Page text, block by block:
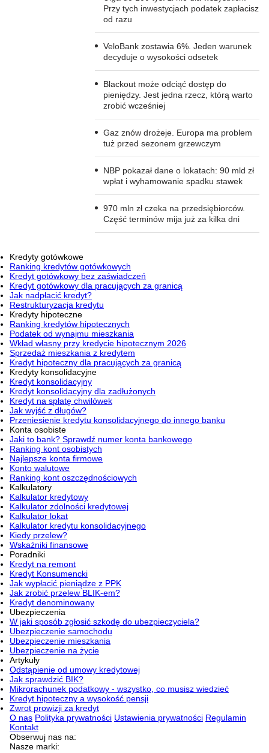
Przy tych inwestycjach podatek zapłacisz
od razu
VeloBank zostawia 6%. Jeden warunek
decyduje o wysokości odsetek
Blackout może odciąć dostęp do
pieniędzy. Jest jedna rzecz, którą warto
zrobić wcześniej
Gaz znów drożeje. Europa ma problem
tuż przed sezonem grzewczym
NBP pokazał dane o lokatach: 90 mld zł
wpłat i wyhamowanie spadku stawek
970 mln zł czeka na przedsiębiorców.
Część terminów mija już za kilka dni
Kredyty gotówkowe
Ranking kredytów gotówkowych
Kredyt gotówkowy bez zaświadczeń
Kredyt gotówkowy dla pracujących za granicą
Jak nadpłacić kredyt?
Restrukturyzacja kredytu
Kredyty hipoteczne
Ranking kredytów hipotecznych
Podatek od wynajmu mieszkania
Wkład własny przy kredycie hipotecznym 2026
Sprzedaż mieszkania z kredytem
Kredyt hipoteczny dla pracujących za granicą
Kredyty konsolidacyjne
Kredyt konsolidacyjny
Kredyt konsolidacyjny dla zadłużonych
Kredyt na spłatę chwilówek
Jak wyjść z długów?
Przeniesienie kredytu konsolidacyjnego do innego banku
Konta osobiste
Jaki to bank? Sprawdź numer konta bankowego
Ranking kont osobistych
Najlepsze konta firmowe
Konto walutowe
Ranking kont oszczędnościowych
Kalkulatory
Kalkulator kredytowy
Kalkulator zdolności kredytowej
Kalkulator lokat
Kalkulator kredytu konsolidacyjnego
Kiedy przelew?
Wskaźniki finansowe
Poradniki
Kredyt na remont
Kredyt Konsumencki
Jak wypłacić pieniądze z PPK
Jak zrobić przelew BLIK-em?
Kredyt denominowany
Ubezpieczenia
W jaki sposób zgłosić szkodę do ubezpieczyciela?
Ubezpieczenie samochodu
Ubezpieczenie mieszkania
Ubezpieczenie na życie
Artykuły
Odstąpienie od umowy kredytowej
Jak sprawdzić BIK?
Mikrorachunek podatkowy - wszystko, co musisz wiedzieć
Kredyt hipoteczny a wysokość pensji
Zwrot prowizji za kredyt
O nas Polityka prywatności Ustawienia prywatności Regulamin
Kontakt
Obserwuj nas na:
Nasze marki: